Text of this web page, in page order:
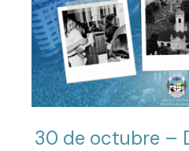
30 de octubre –